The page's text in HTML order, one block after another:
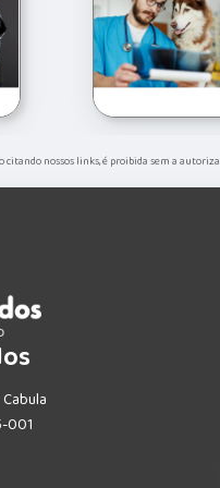
nossos links, é proibida sem a
001